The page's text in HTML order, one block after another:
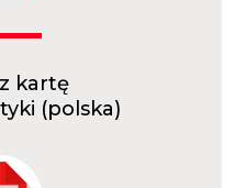
kartę
(polska)